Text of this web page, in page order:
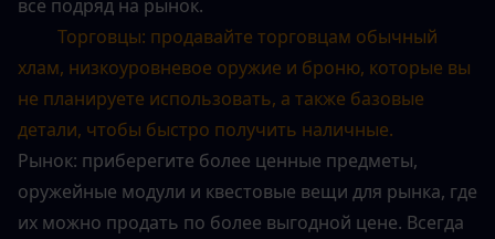
всё подряд на рынок.
Торговцы: продавайте торговцам обычный
хлам, низкоуровневое оружие и броню, которые вы
не планируете использовать, а также базовые
детали, чтобы быстро получить наличные.
Рынок: приберегите более ценные предметы,
оружейные модули и квестовые вещи для рынка, где
их можно продать по более выгодной цене. Всегда